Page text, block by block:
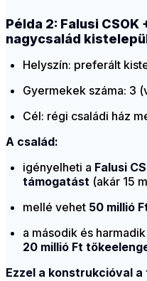
Példa 2: Falusi CSOK
nagycsalád
Helyszín: preferált
Gyermekek száma: 3
Cél: régi családi ház
A család:
igényelheti a Falusi
támogatást (akár 15
mellé vehet 50 millió
a második és
20 millió Ft
Ezzel a konstrukcióval